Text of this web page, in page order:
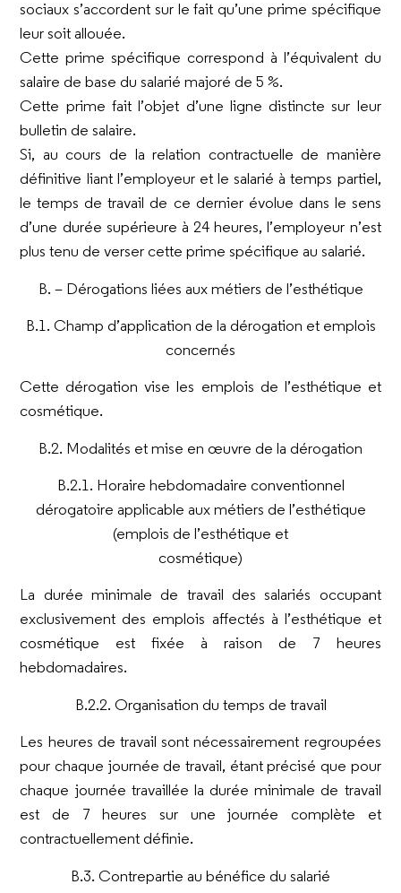
sociaux s’accordent sur le fait qu’une prime spécifique
leur soit allouée.
Cette prime spécifique correspond à l’équivalent du
salaire de base du salarié majoré de 5 %.
Cette prime fait l’objet d’une ligne distincte sur leur
bulletin de salaire.
Si, au cours de la relation contractuelle de manière
définitive liant l’employeur et le salarié à temps partiel,
le temps de travail de ce dernier évolue dans le sens
d’une durée supérieure à 24 heures, l’employeur n’est
plus tenu de verser cette prime spécifique au salarié.
B. – Dérogations liées aux métiers de l’esthétique
B.1. Champ d’application de la dérogation et emplois
concernés
Cette dérogation vise les emplois de l’esthétique et
cosmétique.
B.2. Modalités et mise en œuvre de la dérogation
B.2.1. Horaire hebdomadaire conventionnel
dérogatoire applicable aux métiers de l’esthétique
(emplois de l’esthétique et
cosmétique)
La durée minimale de travail des salariés occupant
exclusivement des emplois affectés à l’esthétique et
cosmétique est fixée à raison de 7 heures
hebdomadaires.
B.2.2. Organisation du temps de travail
Les heures de travail sont nécessairement regroupées
pour chaque journée de travail, étant précisé que pour
chaque journée travaillée la durée minimale de travail
est de 7 heures sur une journée complète et
contractuellement définie.
B.3. Contrepartie au bénéfice du salarié